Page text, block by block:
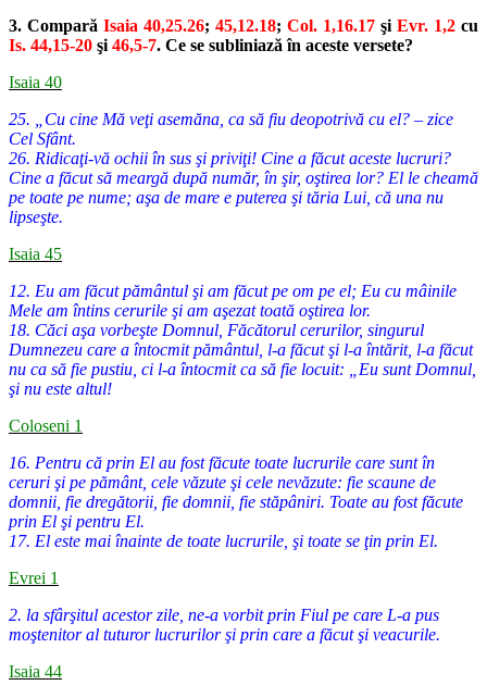
3. Compară Isaia 40,25.26; 45,12.18; Col. 1,16.17 şi Evr. 1,2 cu
Is. 44,15-20 şi 46,5-7. Ce se subliniază în aceste versete?
Isaia 40
25. „Cu cine Mă veţi asemăna, ca să fiu deopotrivă cu el? – zice
Cel Sfânt.
26. Ridicaţi-vă ochii în sus şi priviţi! Cine a făcut aceste lucruri?
Cine a făcut să meargă după număr, în şir, oştirea lor? El le cheamă
pe toate pe nume; aşa de mare e puterea şi tăria Lui, că una nu
lipseşte.
Isaia 45
12. Eu am făcut pământul şi am făcut pe om pe el; Eu cu mâinile
Mele am întins cerurile şi am aşezat toată oştirea lor.
18. Căci aşa vorbeşte Domnul, Făcătorul cerurilor, singurul
Dumnezeu care a întocmit pământul, l-a făcut şi l-a întărit, l-a făcut
nu ca să fie pustiu, ci l-a întocmit ca să fie locuit: „Eu sunt Domnul,
şi nu este altul!
Coloseni 1
16. Pentru că prin El au fost făcute toate lucrurile care sunt în
ceruri şi pe pământ, cele văzute şi cele nevăzute: fie scaune de
domnii, fie dregătorii, fie domnii, fie stăpâniri. Toate au fost făcute
prin El şi pentru El.
17. El este mai înainte de toate lucrurile, şi toate se ţin prin El.
Evrei 1
2. la sfârşitul acestor zile, ne-a vorbit prin Fiul pe care L-a pus
moştenitor al tuturor lucrurilor şi prin care a făcut şi veacurile.
Isaia 44